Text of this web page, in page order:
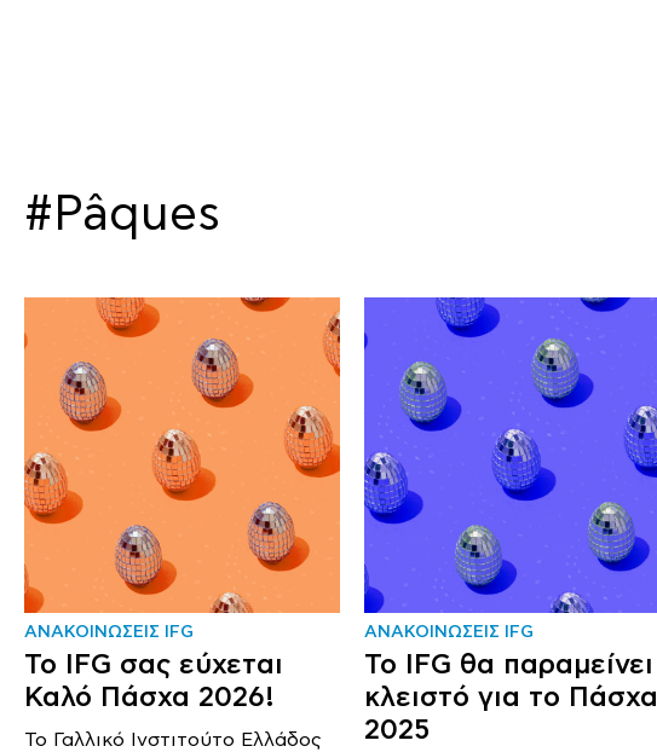
#Pâques
ΑΝΑΚΟΙΝΩΣΕΙΣ IFG
Το IFG σας εύχεται
Καλό Πάσχα 2026!
Το Γαλλικό Ινστιτούτο Ελλάδος
ΑΝΑΚΟΙΝΩΣΕΙΣ IFG
Το IFG θα παραμείνει
κλειστό για το Πάσχα
2025